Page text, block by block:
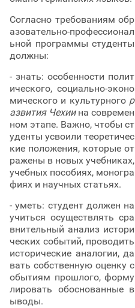
Согласно требованиям обр
азовательно-профессионал
ьной программы студенты
должны:
- знать: особенности полит
ического, социально-эконо
мического и культурного р
азвития Чехиина современ
ном этапе. Важно, чтобы ст
уденты усвоили теоретичес
кие положения, которые от
ражены в новых учебниках,
учебных пособиях, моногра
фиях и научных статьях.
- уметь: студент должен на
учиться осуществлять сра
внительный анализ истори
ческих событий, проводить
исторические аналогии, да
вать собственную оценку с
обытиям прошлого, форму
лировать обоснованные в
ыводы.